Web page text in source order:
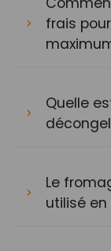
frais
Quelle
Le
utilisé